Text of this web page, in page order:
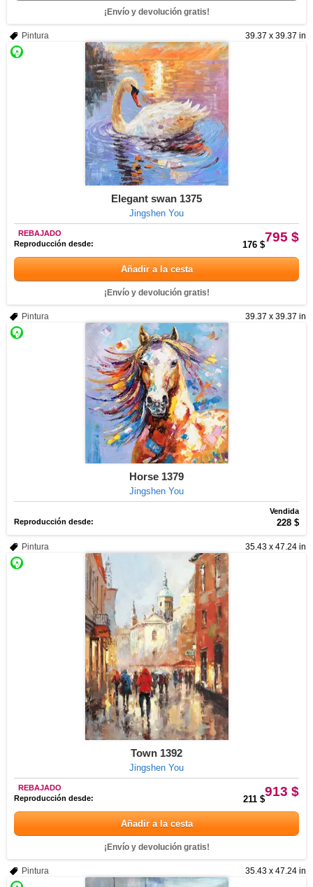
¡Envío y devolución gratis!
39.37 x 39.37 in
Pintura
Elegant swan 1375
Jingshen You
795 $
REBAJADO
Reproducción desde:
176 $
Añadir a la cesta
¡Envío y devolución gratis!
39.37 x 39.37 in
Pintura
Horse 1379
Jingshen You
Vendida
Reproducción desde:
228 $
35.43 x 47.24 in
Pintura
Town 1392
Jingshen You
913 $
REBAJADO
Reproducción desde:
211 $
Añadir a la cesta
¡Envío y devolución gratis!
35.43 x 47.24 in
Pintura